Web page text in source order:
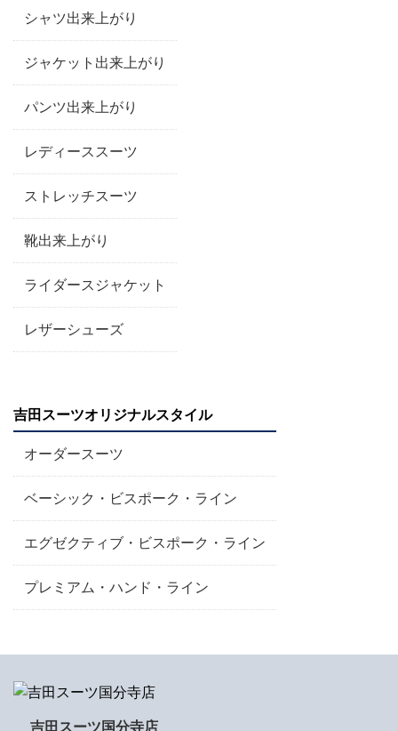
シャツ出来上がり
ジャケット出来上がり
パンツ出来上がり
レディーススーツ
ストレッチスーツ
靴出来上がり
ライダースジャケット
レザーシューズ
吉田スーツオリジナルスタイル
オーダースーツ
ベーシック・ビスポーク・ライン
エグゼクティブ・ビスポーク・ライン
プレミアム・ハンド・ライン
吉田スーツ国分寺店